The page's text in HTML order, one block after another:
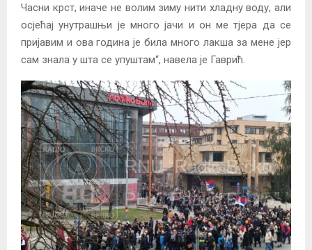
Часни крст, иначе не волим зиму нити хладну воду, али
осјећај унутрашњи је много јачи и он ме тјера да се
пријавим и ова година је била много лакша за мене јер
сам знала у шта се упуштам“, навела је Гаврић.